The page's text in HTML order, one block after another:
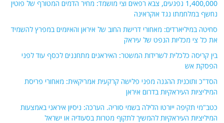
1,400,000 נפגעים, צבא רפאים וצי מושמד: מחיר הדמים המטורף של פוטין
נחשף במלחמתו נגד אוקראינה
סחיטה במיליארדים: מאחורי דרישת החוב של איראן והאיומים במפרץ להשמיד
את כל צי מכליות הנפט של עיראק
בין קריסה כלכלית לשרידות המשטר: האיראנים מתחננים לכסף עוד לפני
הפסקת אש
הסד"כ ותוכנית ההגנה מפני פלישה קרקעית אמריקאית: מאחורי פריסת
המיליציות העיראקיות בדרום איראן
כטב"מי תקיפה ייורטו הלילה בשמי סוריה. הערכה: ניסיון איראני באמצעות
המיליציות העיראקיות להמשיך לתקוף מטרות בסעודיה או ישראל